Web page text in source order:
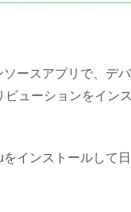
ースアプリで、デ
ューションをイン
インストールして